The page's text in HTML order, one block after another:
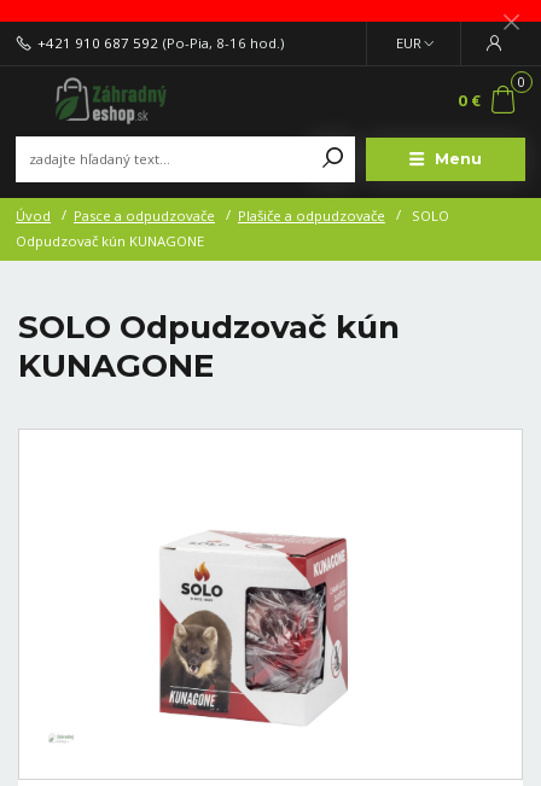
Menu
EUR
+421 910 687 592 (Po-Pia, 8-16 hod.)
0
0 €
Úvod Pasce a odpudzovače Plašiče a odpudzovače
SOLO
Odpudzovač kún KUNAGONE
SOLO Odpudzovač kún
KUNAGONE